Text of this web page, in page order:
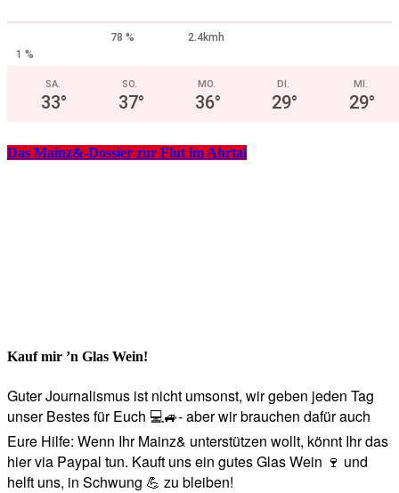
78 %
2.4kmh
1 %
SA.
33°
SO.
37°
MO.
36°
DI.
29°
MI.
29°
Das Mainz&-Dossier zur Flut im Ahrtal
Kauf mir ’n Glas Wein!
Guter Journalismus ist nicht umsonst, wir geben jeden Tag
unser Bestes für Euch 💻🚙- aber wir brauchen dafür auch
Eure Hilfe: Wenn Ihr Mainz& unterstützen wollt, könnt Ihr das
hier via Paypal tun. Kauft uns ein gutes Glas Wein 🍷 und
helft uns, in Schwung 💪 zu bleiben!